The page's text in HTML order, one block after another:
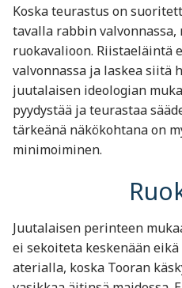
Koska teurastus on
tavalla rabbin
ruokavalioon. Riistaeläintä
valvonnassa ja laskea siitä
juutalaisen ideologian
pyydystää ja teurastaa
tärkeänä näkökohtana on
minimoiminen.
Juutalaisen perinteen
ei sekoiteta keskenään
aterialla, koska Tooran